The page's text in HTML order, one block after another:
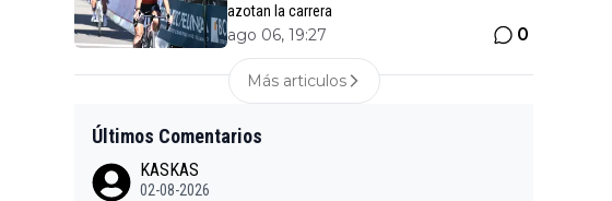
azotan la carrera
ago 06, 19:27 0
Más articulos
Últimos Comentarios
KASKAS
02-08-2026